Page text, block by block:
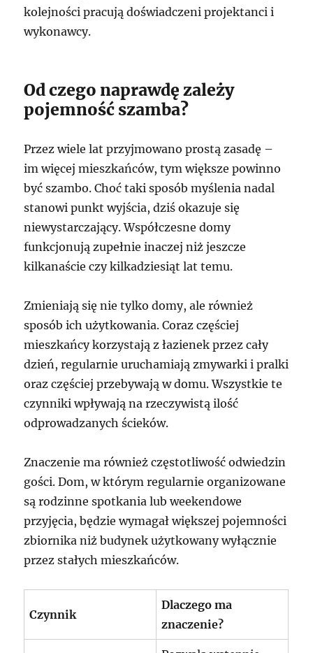
kolejności pracują doświadczeni projektanci i
wykonawcy.
Od czego naprawdę zależy
pojemność szamba?
Przez wiele lat przyjmowano prostą zasadę –
im więcej mieszkańców, tym większe powinno
być szambo. Choć taki sposób myślenia nadal
stanowi punkt wyjścia, dziś okazuje się
niewystarczający. Współczesne domy
funkcjonują zupełnie inaczej niż jeszcze
kilkanaście czy kilkadziesiąt lat temu.
Zmieniają się nie tylko domy, ale również
sposób ich użytkowania. Coraz częściej
mieszkańcy korzystają z łazienek przez cały
dzień, regularnie uruchamiają zmywarki i pralki
oraz częściej przebywają w domu. Wszystkie te
czynniki wpływają na rzeczywistą ilość
odprowadzanych ścieków.
Znaczenie ma również częstotliwość odwiedzin
gości. Dom, w którym regularnie organizowane
są rodzinne spotkania lub weekendowe
przyjęcia, będzie wymagał większej pojemności
zbiornika niż budynek użytkowany wyłącznie
przez stałych mieszkańców.
Czynnik
Dlaczego ma
znaczenie?